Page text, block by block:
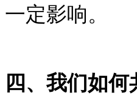
一定影响。
四、我们如